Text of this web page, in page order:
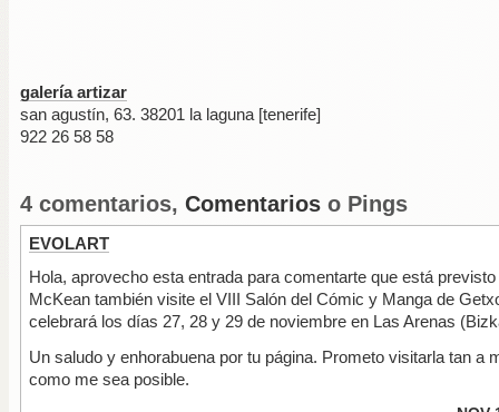
galería artizar
san agustín, 63. 38201 la laguna [tenerife]
922 26 58 58
4 comentarios, Comentarioso Pings
EVOLART
Hola, aprovecho esta entrada para comentarte que está
McKean también visite el VIII Salón del Cómic y Manga de
celebrará los días 27, 28 y 29 de noviembre en Las Arenas
Un saludo y enhorabuena por tu página. Prometo visitarla tan a
como me sea posible.